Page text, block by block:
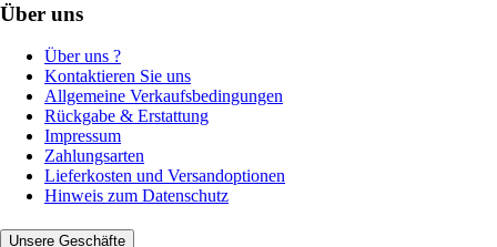
Über uns
Über uns ?
Kontaktieren Sie uns
Allgemeine Verkaufsbedingungen
Rückgabe & Erstattung
Impressum
Zahlungsarten
Lieferkosten und Versandoptionen
Hinweis zum Datenschutz
Unsere Geschäfte